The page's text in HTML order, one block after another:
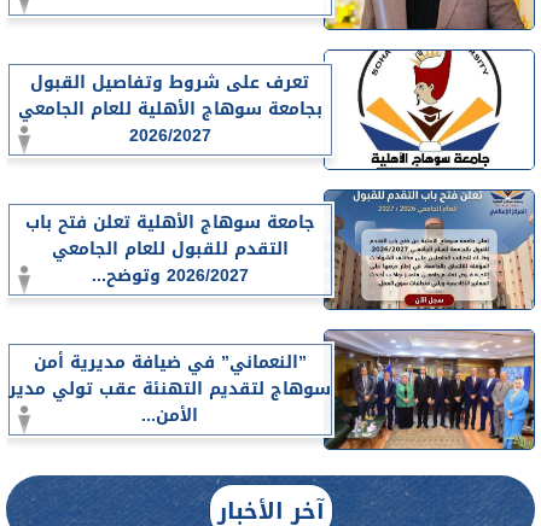
تعرف على شروط وتفاصيل القبول
بجامعة سوهاج الأهلية للعام الجامعي
2026/2027
جامعة سوهاج الأهلية تعلن فتح باب
التقدم للقبول للعام الجامعي
2026/2027 وتوضح...
”النعماني” في ضيافة مديرية أمن
سوهاج لتقديم التهنئة عقب تولي مدير
الأمن...
آخر الأخبار